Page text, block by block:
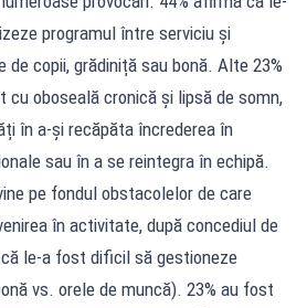
programul între serviciu și
copii, grădiniță sau bonă. Alte 23%
oboseală cronică și lipsă de somn,
în a-și recăpăta încrederea în
sau în a se reintegra în echipă.
pe fondul obstacolelor de care
în activitate, după concediul de
le-a fost dificil să gestioneze
vs. orele de muncă). 23% au fost